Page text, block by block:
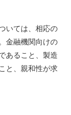
いては、相応の
金融機関向けの
あること、製造
と、親和性が求